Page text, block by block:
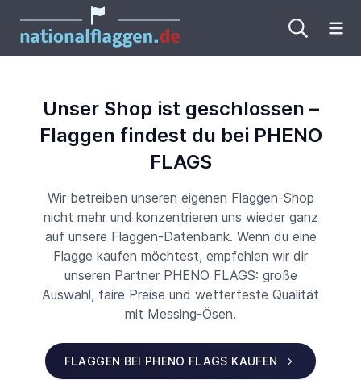
Unser Shop ist geschlossen –
Flaggen findest du bei PHENO
FLAGS
Wir betreiben unseren eigenen Flaggen-Shop
nicht mehr und konzentrieren uns wieder ganz
auf unsere Flaggen-Datenbank. Wenn du eine
Flagge kaufen möchtest, empfehlen wir dir
unseren Partner PHENO FLAGS: große
Auswahl, faire Preise und wetterfeste Qualität
mit Messing-Ösen.
FLAGGEN BEI PHENO FLAGS KAUFEN